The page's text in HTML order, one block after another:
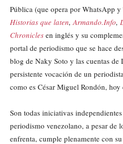
Pública (que opera por WhatsApp y
Historias que laten, Armando.Info,
Chronicles en inglés y su
portal de periodismo que se hace
blog de Naky Soto y las cuentas
persistente vocación de un
como es César Miguel Rondón,
Son todas iniciativas
periodismo venezolano, a pesar de
enfrenta, cumple plenamente con